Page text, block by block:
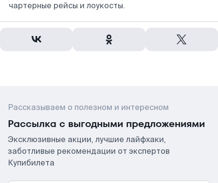
чартерные рейсы и лоукосты.
Рассказываем о полезном и интересном
Рассылка с выгодными предложениями
Эксклюзивные акции, лучшие лайфхаки,
заботливые рекомендации от экспертов
Купибилета